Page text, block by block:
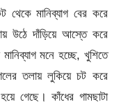
থেকে মানিব্যাগ বের করে
উঠে দাঁড়িয়ে আস্তে করে
মনে হচ্ছে, খুশিতে
তলায় লুকিয়ে চট করে
গেছে। কাঁধের গামছাটা